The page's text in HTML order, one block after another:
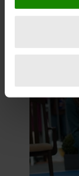
locatie, die
scannen
verwerkt en
intrekken in de
We gebruiken
en om ons
informatie